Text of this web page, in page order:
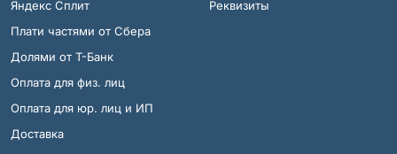
Яндекс Сплит
Плати частями от Сбера
Долями от Т-Банк
Оплата для физ. лиц
Оплата для юр. лиц и ИП
Доставка
Реквизиты